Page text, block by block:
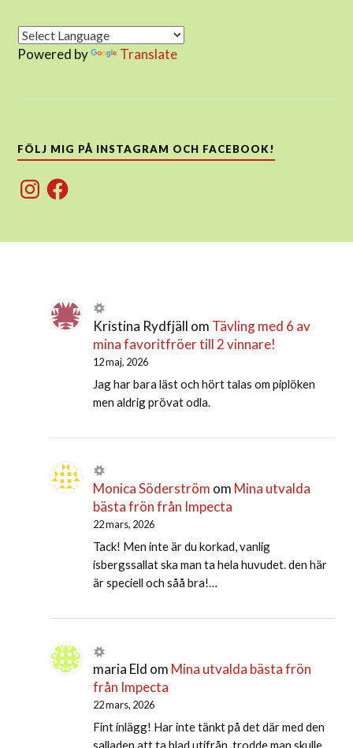
Powered by Translate
FÖLJ MIG PÅ INSTAGRAM OCH FACEBOOK!
InstagramFacebook
Kristina Rydfjäll om Tävling med 6 av
mina favoritfröer till 2 vinnare!
12 maj, 2026
Jag har bara läst och hört talas om piplöken
men aldrig prövat odla.
Monica Söderström om Mina utvalda
bästa frön från Impecta
22 mars, 2026
Tack! Men inte är du korkad, vanlig
isbergssallat ska man ta hela huvudet. den här
är speciell och såå bra!…
maria Eld om Mina utvalda bästa frön
från Impecta
22 mars, 2026
Fint inlägg! Har inte tänkt på det där med den
salladen att ta blad utifrån, trodde man skulle